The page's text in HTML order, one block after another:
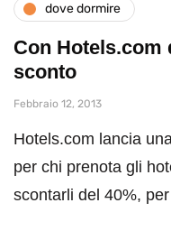
dove dormire
Con Hotels.com
sconto
Febbraio 12, 2013
Hotels.com lancia
per chi prenota gli
scontarli del 40%,